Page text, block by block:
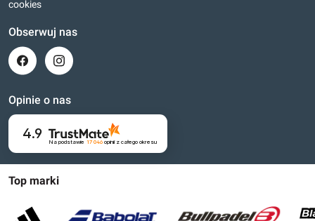
Top marki
cookies
Obserwuj nas
Opinie o nas
4.9
Na podstawie 17 046opinii z całego okresu